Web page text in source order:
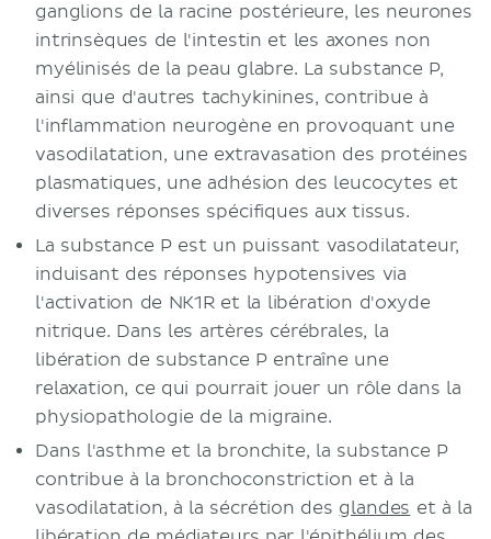
ganglions de la racine postérieure, les neurones
intrinsèques de l'intestin et les axones non
myélinisés de la peau glabre. La substance P,
ainsi que d'autres tachykinines, contribue à
l'inflammation neurogène en provoquant une
vasodilatation, une extravasation des protéines
plasmatiques, une adhésion des leucocytes et
diverses réponses spécifiques aux tissus.
La substance P est un puissant vasodilatateur,
induisant des réponses hypotensives via
l'activation de NK1R et la libération d'oxyde
nitrique. Dans les artères cérébrales, la
libération de substance P entraîne une
relaxation, ce qui pourrait jouer un rôle dans la
physiopathologie de la migraine.
Dans l'asthme et la bronchite, la substance P
contribue à la bronchoconstriction et à la
vasodilatation, à la sécrétion des glandes et à la